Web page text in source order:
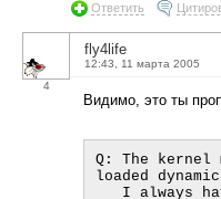
Ответить
4
fly4life
12:43, 11 марта 2005
Видимо, это ты
Q: The kernel
loaded